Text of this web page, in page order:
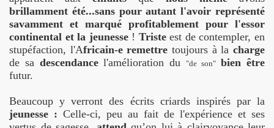
brillamment été...sans pour autant l'avoir représenté
savamment et marqué profitablement pour l'essor
continental et la jeunesse ! Tristeest de contempler, en
stupéfaction, l'Africain-e remettre toujours à lacharge
de sa descendancel'amélioration du "de son" bien être
futur.
Beaucoup y verront des écrits criards inspirés par la
jeunesse : Celle-ci, peu au fait de l'expérience et ses